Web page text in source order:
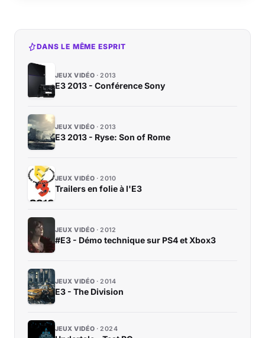
DANS LE MÊME ESPRIT
JEUX VIDÉO 2013
E3 2013 - Conférence Sony
JEUX VIDÉO 2013
E3 2013 - Ryse: Son of Rome
JEUX VIDÉO 2010
Trailers en folie à l'E3
JEUX VIDÉO 2012
#E3 - Démo technique sur PS4 et Xbox3
JEUX VIDÉO 2014
E3 - The Division
JEUX VIDÉO 2024